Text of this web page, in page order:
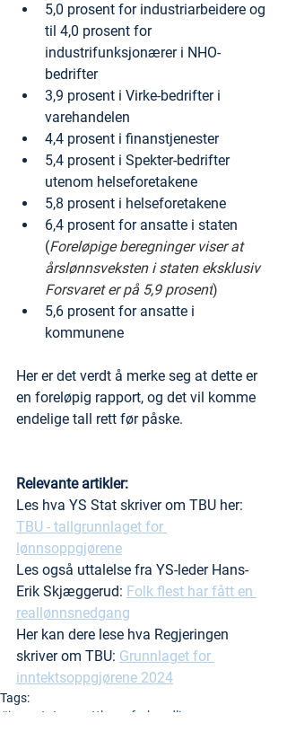
5,0 prosent for industriarbeidere og
til 4,0 prosent for
industrifunksjonærer i NHO-
bedrifter
3,9 prosent i Virke-bedrifter i
varehandelen
4,4 prosent i finanstjenester
5,4 prosent i Spekter-bedrifter
utenom helseforetakene
5,8 prosent i helseforetakene
6,4 prosent for ansatte i staten
(Foreløpige beregninger viser at
årslønnsveksten i staten eksklusiv
Forsvaret er på 5,9 prosent)
5,6 prosent for ansatte i
kommunene
Her er det verdt å merke seg at dette er
en foreløpig rapport, og det vil komme
endelige tall rett før påske.
Relevante artikler:
Les hva YS Stat skriver om TBU her:
TBU - tallgrunnlaget for
lønnsoppgjørene
Les også uttalelse fra YS-leder Hans-
Erik Skjæggerud: Folk flest har fått en
reallønnsnedgang
Her kan dere lese hva Regjeringen
skriver om TBU: Grunnlaget for
inntektsoppgjørene 2024
Tags:
#jegerstatsansattlønnsforhandling